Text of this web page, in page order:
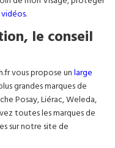
.
le conseil
vous propose unlarge
grandes marques de
Posay, Liérac, Weleda,
toutes les marques de
sur notre site de